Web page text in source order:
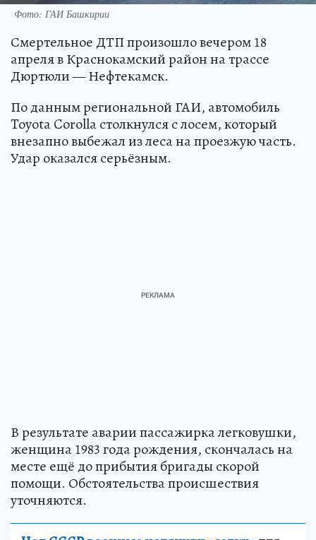
Фото: ГАИ Башкирии
Смертельное ДТП произошло вечером 18
апреля в Краснокамский район на трассе
Дюртюли — Нефтекамск.
По данным региональной ГАИ, автомобиль
Toyota Corolla столкнулся с лосем, который
внезапно выбежал из леса на проезжую часть.
Удар оказался серьёзным.
В результате аварии пассажирка легковушки,
женщина 1983 года рождения, скончалась на
месте ещё до прибытия бригады скорой
помощи. Обстоятельства происшествия
уточняются.